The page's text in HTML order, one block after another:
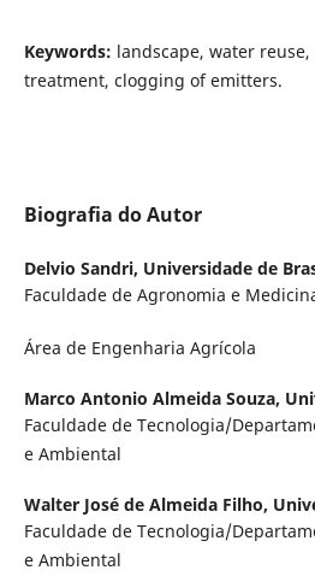
Keywords: landscape, water
treatment, clogging of emitters.
Biografia do Autor
Delvio Sandri, Universidade de
Faculdade de Agronomia e
Área de Engenharia Agrícola
Marco Antonio Almeida Souza,
Faculdade de Tecnologia/
e Ambiental
Walter José de Almeida Filho,
Faculdade de Tecnologia/
e Ambiental